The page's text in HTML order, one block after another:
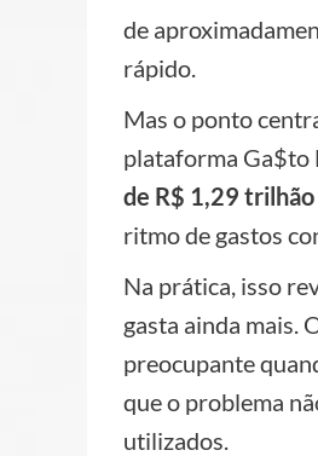
de
rápido.
Mas o ponto
plataforma Ga$to
de R$ 1,29 trilhão
ritmo de gastos
Na prática, isso
gasta ainda mais.
preocupante
que o problema
utilizados.